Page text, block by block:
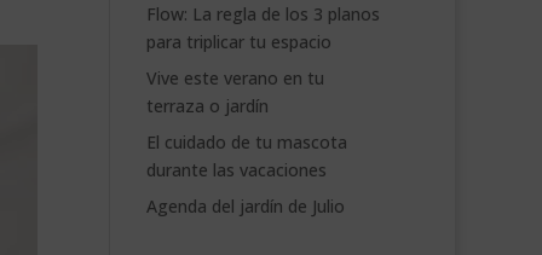
Flow: La regla de los 3 planos
para triplicar tu espacio
Vive este verano en tu
terraza o jardín
El cuidado de tu mascota
durante las vacaciones
Agenda del jardín de Julio